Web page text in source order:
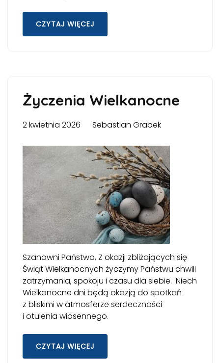
CZYTAJ WIĘCEJ
Życzenia Wielkanocne
2 kwietnia 2026 Sebastian Grabek
Szanowni Państwo, Z okazji zbliżających się
Świąt Wielkanocnych życzymy Państwu chwili
zatrzymania, spokoju i czasu dla siebie. Niech
Wielkanocne dni będą okazją do spotkań
z bliskimi w atmosferze serdeczności
i otulenia wiosennego.
CZYTAJ WIĘCEJ